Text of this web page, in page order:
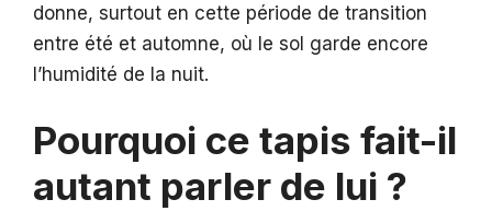
donne, surtout en cette période de transition
entre été et automne, où le sol garde encore
l’humidité de la nuit.
Pourquoi ce tapis fait-il
autant parler de lui ?